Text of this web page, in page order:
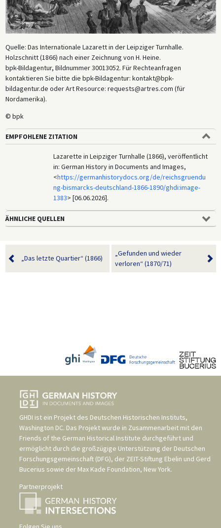
Quelle: Das Internationale Lazarett in der Leipziger Turnhalle.
Holzschnitt (1866) nach einer Zeichnung von H. Heine.
bpk-Bildagentur, Bildnummer 30013052. Für Rechteanfragen
kontaktieren Sie bitte die bpk-Bildagentur: kontakt@bpk-
bildagentur.de oder Art Resource: requests@artres.com (für
Nordamerika).
© bpk
EMPFOHLENE ZITATION
Lazarette in Leipziger Turnhalle (1866), veröffentlicht
in: German History in Documents and Images,
<https://germanhistorydocs.org/de/reichsgruendu
ng-bismarcks-deutschland-1866-1890/ghdi:image-
1383> [06.06.2026].
ÄHNLICHE QUELLEN
„Das letzte Quartier“ (1866)
„Gefunden und wieder
verloren“ (1870/71)
GHDI ist ein Projekt des Deutschen Historischen Instituts,
Washington DC. Das Projekt wurde in Zusammenarbeit mit den
Friends of the German Historical Institute durchgeführt und
ermöglicht durch die großzügige Unterstützung der Deutschen
Forschungsgemeinschaft (DFG), der ZEIT-Stiftung Ebelin und Gerd
Bucerius sowie der Max Kade Foundation, New York.
Partnerprojekt